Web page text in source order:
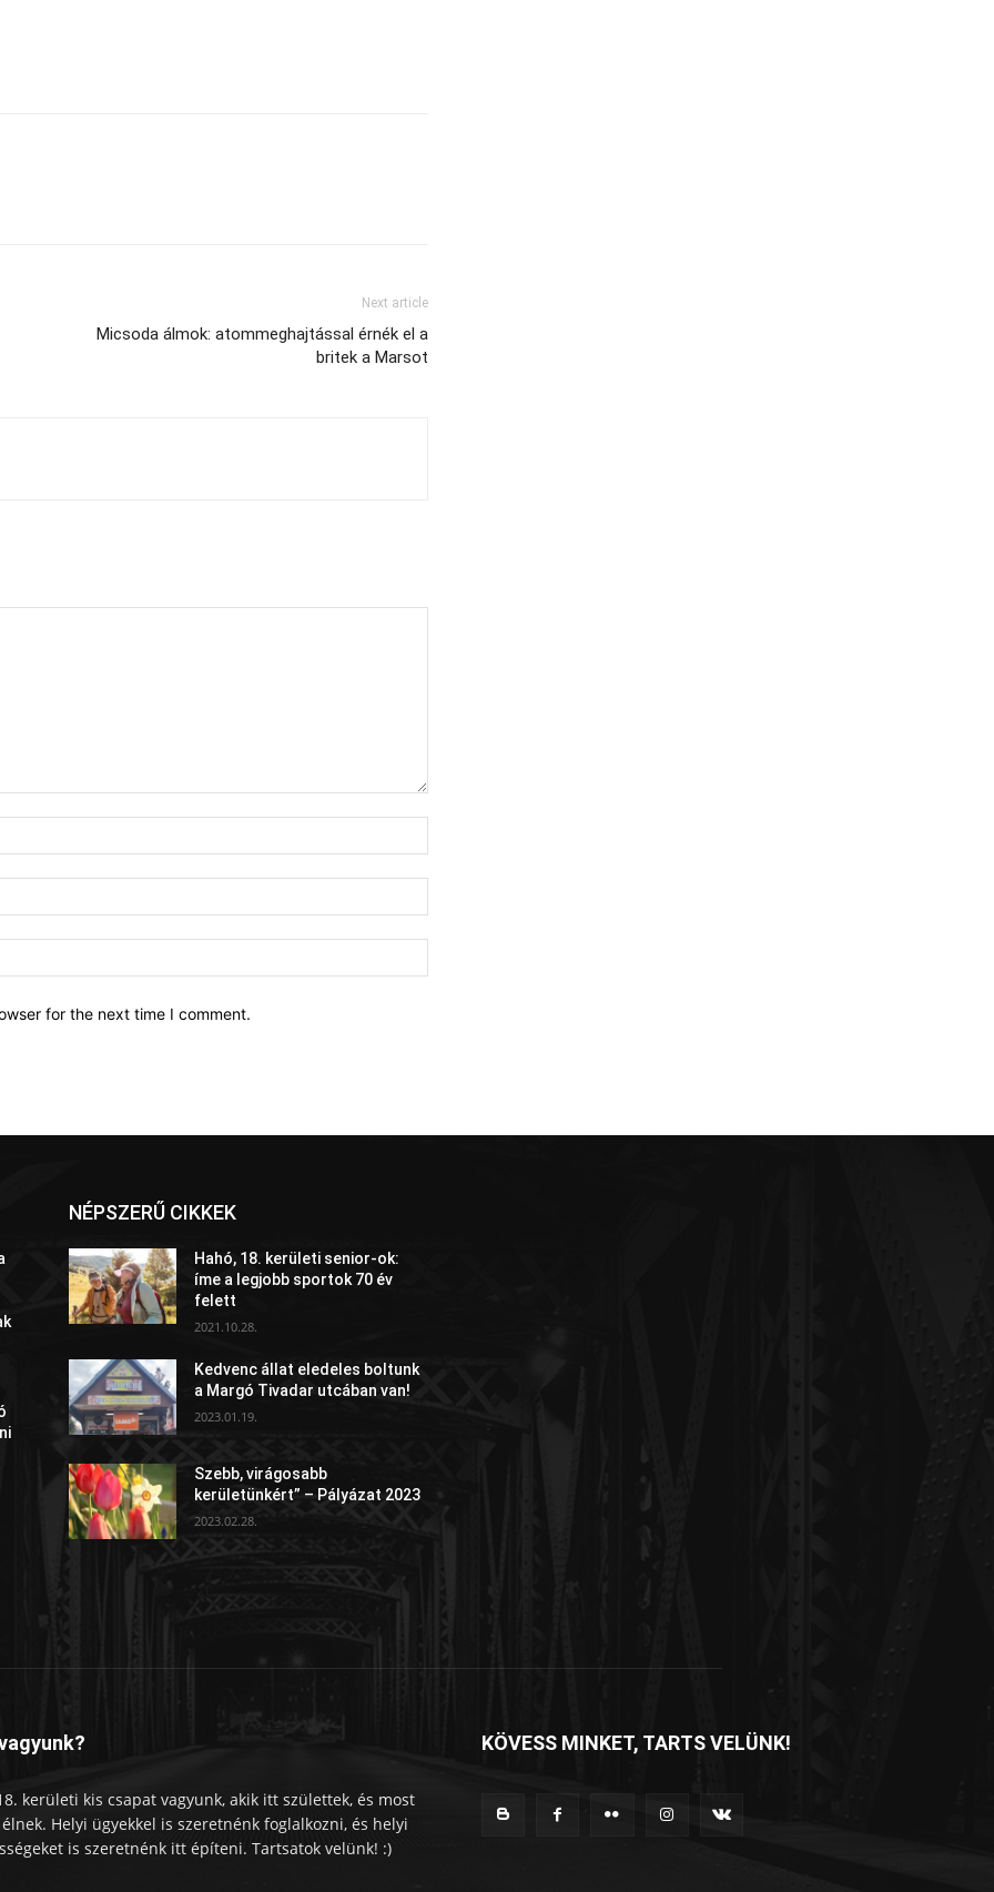
Next article
Micsoda álmok: atommeghajtással érnék el a
britek a Marsot
for the next time I comment.
NÉPSZERŰ CIKKEK
Hahó, 18. kerületi senior-ok:
íme a legjobb sportok 70 év
felett
2021.10.28.
Kedvenc állat eledeles boltunk
a Margó Tivadar utcában van!
2023.01.19.
Szebb, virágosabb
kerületünkért” – Pályázat 2023
2023.02.28.
kerületi kis csapat vagyunk, akik itt születtek, és most
Helyi ügyekkel is szeretnénk foglalkozni, és helyi
is szeretnénk itt építeni. Tartsatok velünk! :)
KÖVESS MINKET, TARTS VELÜNK!